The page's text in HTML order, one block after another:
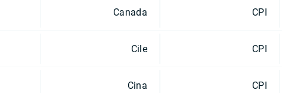
Canada CPI
Cile CPI
Cina CPI